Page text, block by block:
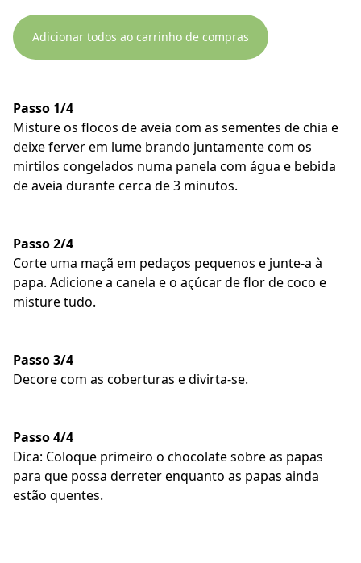
Adicionar todos ao carrinho de compras
Passo 1/4
Misture os flocos de aveia com as sementes de chia e
deixe ferver em lume brando juntamente com os
mirtilos congelados numa panela com água e bebida
de aveia durante cerca de 3 minutos.
Passo 2/4
Corte uma maçã em pedaços pequenos e junte-a à
papa. Adicione a canela e o açúcar de flor de coco e
misture tudo.
Passo 3/4
Decore com as coberturas e divirta-se.
Passo 4/4
Dica: Coloque primeiro o chocolate sobre as papas
para que possa derreter enquanto as papas ainda
estão quentes.